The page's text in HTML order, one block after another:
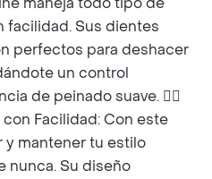
facilidad. Sus dientes
perfectos para deshacer
un control
de peinado suave. 💇‍♂️
Facilidad: Con este
y mantener tu estilo
nunca. Su diseño